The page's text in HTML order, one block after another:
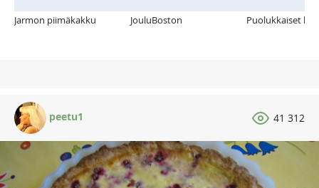
Jarmon piimäkakku JouluBoston Puolukkaiset
peetu1 41 312